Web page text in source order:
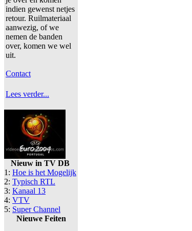
indien gewenst netjes
retour. Ruilmateriaal
aanwezig, of we
nemen de banden
over, komen we wel
uit.
Contact
Lees verder...
Nieuw in TV DB
1: Hoe is het Mogelijk
2: Typisch RTL
3: Kanaal 13
4: VTV
5: Super Channel
Nieuwe Feiten